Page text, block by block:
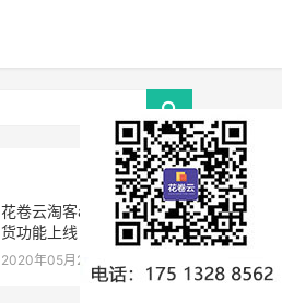
花卷云淘客app，直播带
货功能上线，助力
2020年05月26日